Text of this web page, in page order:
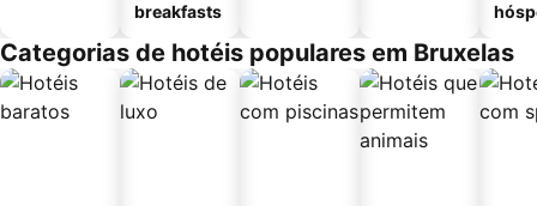
breakfasts
Categorias de hotéis populares em Bruxelas